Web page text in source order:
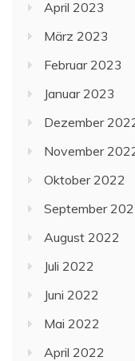
April 2023
März 2023
Februar 2023
Januar 2023
Dezember
November
Oktober 2022
September
August 2022
Juli 2022
Juni 2022
Mai 2022
April 2022